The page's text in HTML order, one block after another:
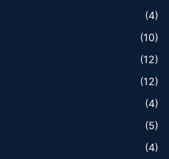
(4)
(10)
(12)
(12)
(4)
(5)
(4)